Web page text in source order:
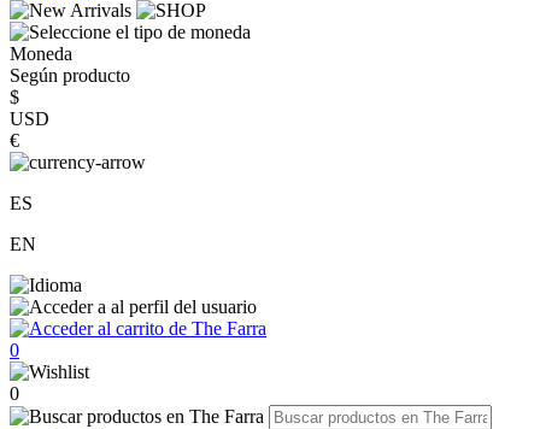
Moneda
Según producto
$
USD
€
ES
EN
0
0